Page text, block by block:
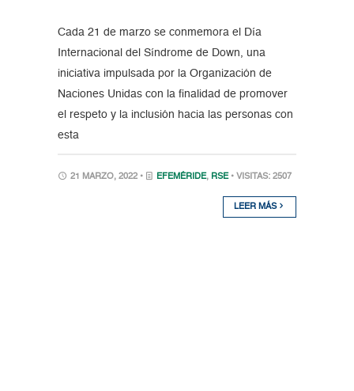
Cada 21 de marzo se conmemora el Día
Internacional del Síndrome de Down, una
iniciativa impulsada por la Organización de
Naciones Unidas con la finalidad de promover
el respeto y la inclusión hacia las personas con
esta
21 MARZO, 2022 • EFEMÉRIDE, RSE • VISITAS: 2507
LEER MÁS